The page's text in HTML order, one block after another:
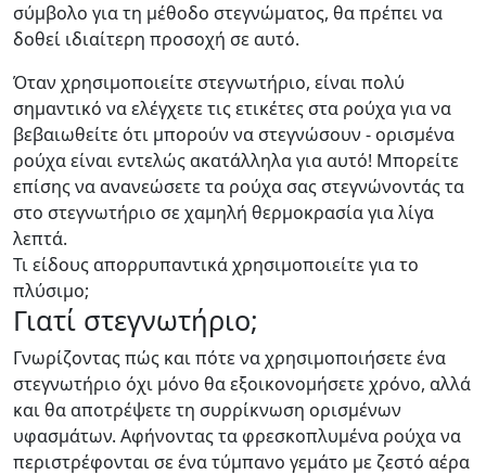
σύμβολο για τη μέθοδο στεγνώματος, θα πρέπει να
δοθεί ιδιαίτερη προσοχή σε αυτό.
Όταν χρησιμοποιείτε στεγνωτήριο, είναι πολύ
σημαντικό να ελέγχετε τις ετικέτες στα ρούχα για να
βεβαιωθείτε ότι μπορούν να στεγνώσουν - ορισμένα
ρούχα είναι εντελώς ακατάλληλα για αυτό! Μπορείτε
επίσης να ανανεώσετε τα ρούχα σας στεγνώνοντάς τα
στο στεγνωτήριο σε χαμηλή θερμοκρασία για λίγα
λεπτά.
Τι είδους απορρυπαντικά χρησιμοποιείτε για το
πλύσιμο;
Γιατί στεγνωτήριο;
Γνωρίζοντας πώς και πότε να χρησιμοποιήσετε ένα
στεγνωτήριο όχι μόνο θα εξοικονομήσετε χρόνο, αλλά
και θα αποτρέψετε τη συρρίκνωση ορισμένων
υφασμάτων. Αφήνοντας τα φρεσκοπλυμένα ρούχα να
περιστρέφονται σε ένα τύμπανο γεμάτο με ζεστό αέρα